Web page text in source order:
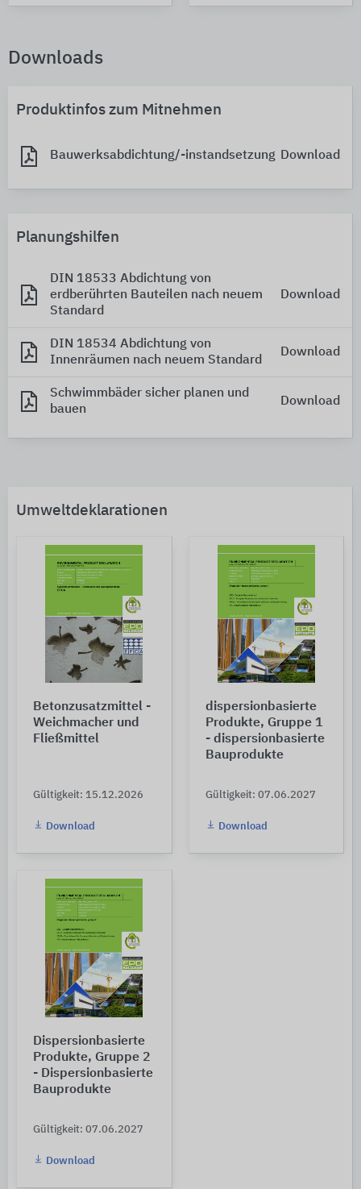
Downloads
Produktinfos zum Mitnehmen
Bauwerksabdichtung/-instandsetzung Download
Planungshilfen
DIN 18533 Abdichtung von
erdberührten Bauteilen nach neuem
Standard
Download
DIN 18534 Abdichtung von
Innenräumen nach neuem Standard
Download
Schwimmbäder sicher planen und
bauen
Download
Umweltdeklarationen
Betonzusatzmittel -
Weichmacher und
Fließmittel
Gültigkeit: 15.12.2026
Download
dispersionbasierte
Produkte, Gruppe 1
- dispersionbasierte
Bauprodukte
Gültigkeit: 07.06.2027
Download
Dispersionbasierte
Produkte, Gruppe 2
- Dispersionbasierte
Bauprodukte
Gültigkeit: 07.06.2027
Download